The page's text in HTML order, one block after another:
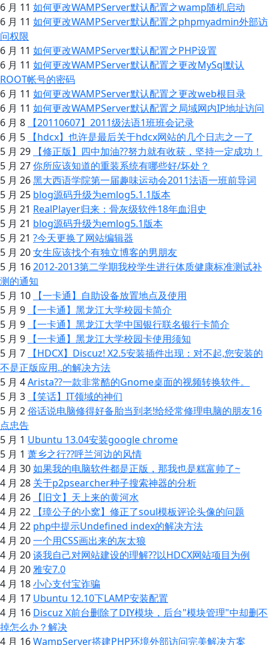
6 月 11 如何更改WAMPServer默认配置之wamp随机启动
6 月 11 如何更改WAMPServer默认配置之phpmyadmin外部访
问权限
6 月 11 如何更改WAMPServer默认配置之PHP设置
6 月 11 如何更改WAMPServer默认配置之更改MySql默认
ROOT帐号的密码
6 月 11 如何更改WAMPServer默认配置之更改web根目录
6 月 11 如何更改WAMPServer默认配置之局域网内IP地址访问
6 月 8
【20110607】2011级法语1班班会记录
6 月 5
【hdcx】也许是最后关于hdcx网站的几个日志之一了
5 月 29
【修正版】四中加油??努力就有收获，坚持一定成功！
5 月 27你所应该知道的重装系统有哪些好/坏处？
5 月 26黑大西语学院第一届趣味运动会2011法语一班前导词
5 月 25 blog源码升级为emlog5.1.1版本
5 月 21 RealPlayer归来：骨灰级软件18年血泪史
5 月 21 blog源码升级为emlog5.1版本
5 月 21 ?今天更换了网站编辑器
5 月 20女生应该找个有独立博客的男朋友
5 月 162012-2013第二学期我校学生进行体质健康标准测试补
测的通知
5 月 10
【一卡通】自助设备放置地点及使用
5 月 9
【一卡通】黑龙江大学校园卡简介
5 月 9
【一卡通】黑龙江大学中国银行联名银行卡简介
5 月 9
【一卡通】黑龙江大学校园卡使用须知
5 月 7
【HDCX】Discuz! X2.5安装插件出现：对不起,您安装的
不是正版应用..的解决方法
5 月 4Arista??一款非常酷的Gnome桌面的视频转换软件。
5 月 3
【笑话】IT领域的神们
5 月 2俗话说电脑修得好备胎当到老!给经常修理电脑的朋友16
点忠告
5 月 1 Ubuntu 13.04安装google chrome
5 月 1 萧乡之行??呼兰河边的风情
4 月 30如果我的电脑软件都是正版，那我也是糕富帅了~
4 月 28 关于p2psearcher种子搜索神器的分析
4 月 26
【旧文】天上来的黄河水
4 月 22
【璋公子的小窝】修正了soul模板评论头像的问题
4 月 22 php中提示Undefined index的解决方法
4 月 20一个用CSS画出来的灰太狼
4 月 20谈我自己对网站建设的理解??以HDCX网站项目为例
4 月 20雅安7.0
4 月 18小心支付宝诈骗
4 月 17 Ubuntu 12.10下LAMP安装配置
4 月 16 Discuz X前台删除了DIY模块，后台"模块管理"中却删不
掉怎么办？解决
4 月 16WampServer搭建PHP环境外部访问完美解决方案